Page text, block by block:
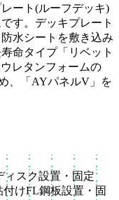
ート(ルーフデッキ)
す。デッキプレート
水シートを敷き込み
命タイプ「リベット
レタンフォームの
、「AYパネルV」を
スク設置・固定
けFL鋼板設置・固